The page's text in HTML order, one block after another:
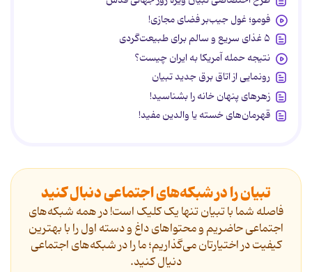
فومو؛ غول جیب‌بر فضای مجازی!
۵ غذای سریع و سالم برای طبیعت‌گردی
نتیجه حمله آمریکا به ایران چیست؟
رونمایی از اتاق برق جدید تبیان
زهرهای پنهان خانه را بشناسید!
قهرمان‌های خسته یا والدین مفید!
تبیان را در شبکه‌های اجتماعی دنبال کنید
فاصله شما با تبیان تنها یک کلیک است! در همه شبکه‌های
اجتماعی حاضریم و محتواهای داغ و دسته اول را با بهترین
کیفیت در اختیارتان می‌گذاریم؛ ما را در شبکه‌های اجتماعی
دنیال کنید.